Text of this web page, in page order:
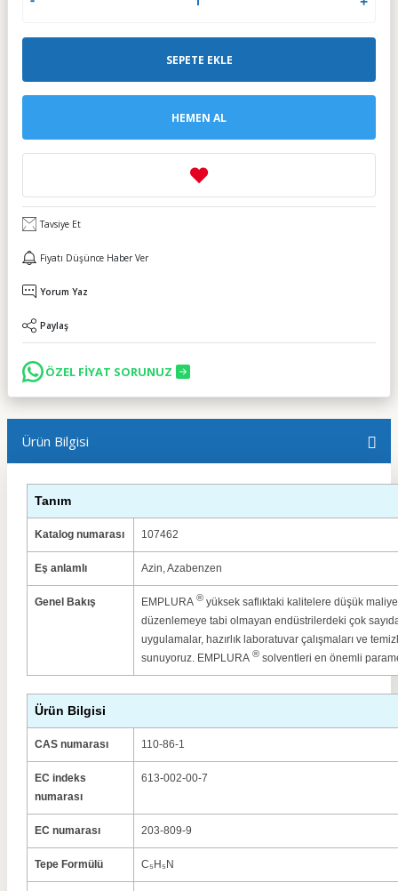
SEPETE EKLE
HEMEN AL
Tavsiye Et
Fiyatı Düşünce Haber Ver
Yorum Yaz
Paylaş
ÖZEL FİYAT SORUNUZ
Ürün Bilgisi
Tanım
Katalog numarası 107462
Eş anlamlı Azin, Azabenzen
Genel Bakış EMPLURA ® yüksek saflıktaki kalitelere düşük
düzenlemeye tabi olmayan endüstrilerdeki çok
uygulamalar, hazırlık laboratuvar çalışmaları ve
sunuyoruz. EMPLURA ® solventleri en önemli
Ürün Bilgisi
CAS numarası 110-86-1
EC indeks
numarası
613-002-00-7
EC numarası 203-809-9
Tepe Formülü C₅H₅N